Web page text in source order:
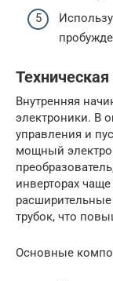
Внутренняя
электроники. В
управления и
мощный
инверторах
трубок, что
Основные